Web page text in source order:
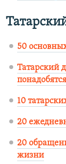
50
Татарский
10
20
20
жизни